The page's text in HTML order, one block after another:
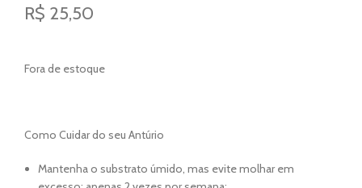
R$ 25,50
Fora de estoque
Como Cuidar do seu Antúrio
Mantenha o substrato úmido, mas evite molhar em